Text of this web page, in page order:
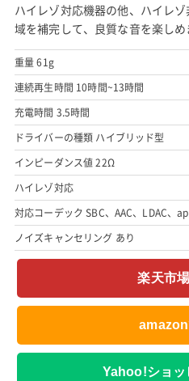
ハイレゾ対応機器の他、ハイレ
域を補完して、良質な音を楽しめ
重量 61g
連続再生時間 10時間~13時間
充電時間 3.5時間
ドライバーの種類 ハイブリッド型
インピーダンス値 22Ω
ハイレゾ対応
対応コーデック SBC、AAC、LDAC、
ノイズキャンセリング あり
楽天市
Yahoo!ショッ